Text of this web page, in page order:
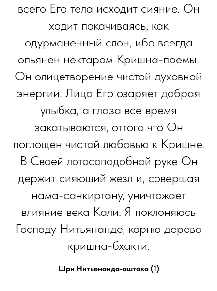
всего Его тела исходит сияние. Он
ходит покачиваясь, как
одурманенный слон, ибо всегда
опьянен нектаром Кришна-премы.
Он олицетворение чистой духовной
энергии. Лицо Его озаряет добрая
улыбка, а глаза все время
закатываются, оттого что Он
поглощен чистой любовью к Кришне.
В Своей лотосоподобной руке Он
держит сияющий жезл и, совершая
нама-санкиртану, уничтожает
влияние века Кали. Я поклоняюсь
Господу Нитьянанде, корню дерева
кришна-бхакти.
Шри Нитьянанда-аштака (1)